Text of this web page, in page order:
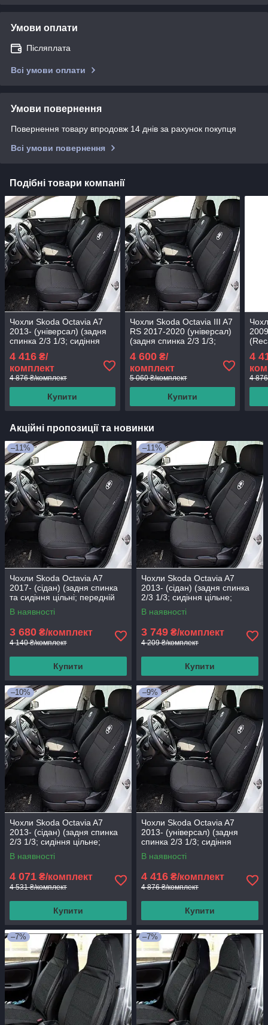
Умови оплати
Післяплата
Всі умови оплати
Умови повернення
Повернення товару впродовж 14 днів за рахунок покупця
Всі умови повернення
Подібні товари компанії
Чохли Skoda Octavia A7
2013- (універсал) (задня
спинка 2/3 1/3; сидіння
підгол. вбудований;
4 416 ₴/
комплект
4 876 ₴/комплект
Купити
Чохли Skoda Octavia III A7
RS 2017-2020 (універсал)
(задня спинка 2/3 1/3;
та заднє підлокітник;
4 600₴/
комплект
5 060 ₴/комплект
Купити
4
4
Акційні пропозиції та новинки
–11%
Чохли Skoda Octavia A7
2017- (сідан) (задня спинка
та сидіння цільні; передній
підлокітник; 5 підголівників)
В наявності
3 680 ₴/комплект
4 140 ₴/комплект
Купити
–11%
Чохли Skoda Octavia A7
2013- (сідан) (задня спинка
2/3 1/3; сидіння цільне;
передній підлокітник; 5
В наявності
3 749 ₴/комплект
4 209 ₴/комплект
Купити
–10%
Чохли Skoda Octavia A7
2013- (сідан) (задня спинка
2/3 1/3; сидіння цільне;
передній підлокітник; 4
В наявності
4 071 ₴/комплект
4 531 ₴/комплект
Купити
–9%
Чохли Skoda Octavia A7
2013- (універсал) (задня
спинка 2/3 1/3; сидіння
цільне; бочки; перед підгол.
вбудований;
В наявності
4 416 ₴/комплект
4 876 ₴/комплект
Купити
–7% –7%